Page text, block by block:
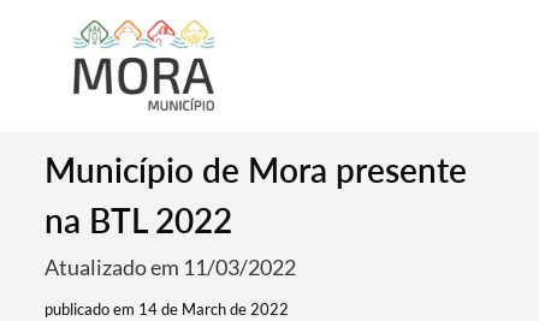
Município de Mora presente
na BTL 2022
Atualizado em 11/03/2022
publicado em 14 de March de 2022